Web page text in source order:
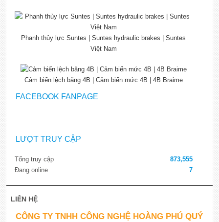
Phanh thủy lực Suntes | Suntes hydraulic brakes | Suntes
Việt Nam
Cảm biến lệch băng 4B | Cảm biến mức 4B | 4B Braime
FACEBOOK FANPAGE
LƯỢT TRUY CẬP
Tổng truy cập
873,555
Đang online
7
LIÊN HỆ
CÔNG TY TNHH CÔNG NGHỆ HOÀNG PHÚ QUÝ